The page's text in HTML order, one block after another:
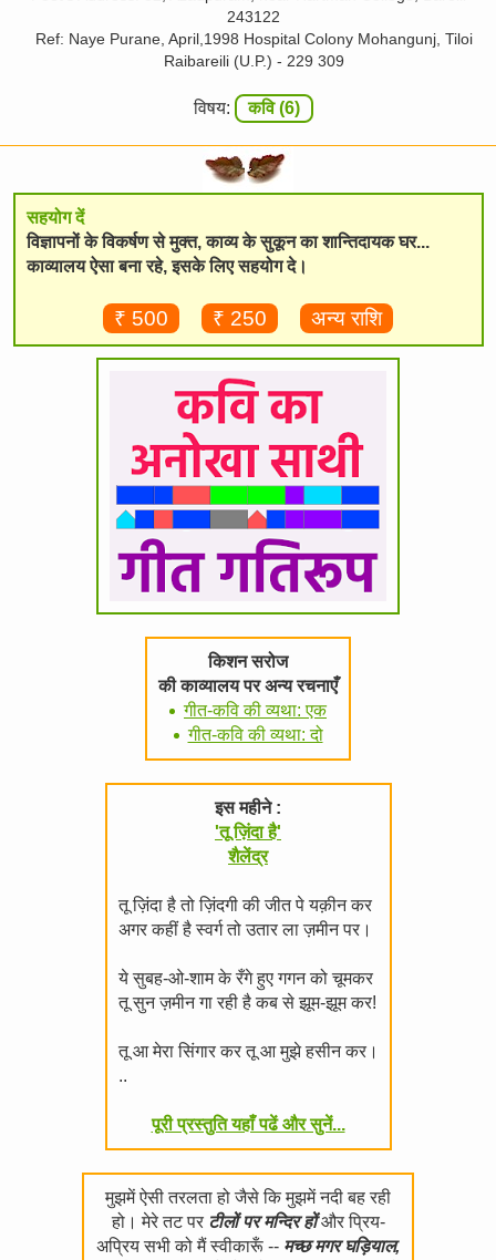
243122
Ref: Naye Purane, April,1998 Hospital Colony Mohangunj, Tiloi
Raibareili (U.P.) - 229 309
विषय: कवि (6)
सहयोग दें
विज्ञापनों के विकर्षण से मुक्त, काव्य के सुकून का शान्तिदायक घर...
काव्यालय ऐसा बना रहे, इसके लिए सहयोग दे।
₹ 500 ₹ 250 अन्य राशि
किशन सरोज
की काव्यालय पर अन्य रचनाएँ
गीत-कवि की व्यथा: एक
गीत-कवि की व्यथा: दो
इस महीने :
'तू ज़िंदा है'
शैलेंद्र
तू ज़िंदा है तो ज़िंदगी की जीत पे यक़ीन कर
अगर कहीं है स्वर्ग तो उतार ला ज़मीन पर।
ये सुबह-ओ-शाम के रँगे हुए गगन को चूमकर
तू सुन ज़मीन गा रही है कब से झूम-झूम कर!
तू आ मेरा सिंगार कर तू आ मुझे हसीन कर।
..
पूरी प्रस्तुति यहाँ पढें और सुनें...
मुझमें ऐसी तरलता हो जैसे कि मुझमें नदी बह रही
हो। मेरे तट पर टीलों पर मन्दिर होंऔर प्रिय-
अप्रिय सभी को मैं स्वीकारूँ -- मच्छ मगर घड़ियाल,